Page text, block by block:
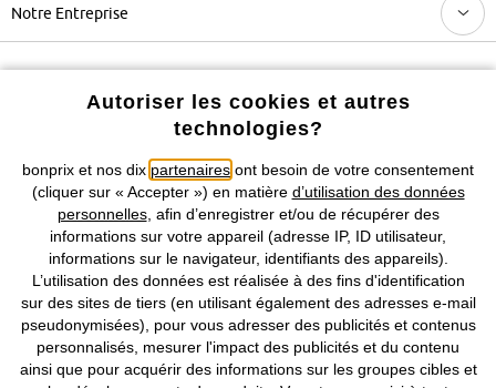
Notre Entreprise
Prix indiqués TVA comprise avec en susfrais de port & de service
CGV Données personnelles Paramètres des cookies
Mentions légales Résilier le contrat
©2026 bonprix.Tous droits réservés.
Autoriser les cookies et autres
technologies?
bonprix et nos dix partenaires ont besoin de votre consentement
(cliquer sur « Accepter ») en matière d’utilisation des données
personnelles, afin d’enregistrer et/ou de récupérer des
informations sur votre appareil (adresse IP, ID utilisateur,
informations sur le navigateur, identifiants des appareils).
L’utilisation des données est réalisée à des fins d'identification
sur des sites de tiers (en utilisant également des adresses e-mail
pseudonymisées), pour vous adresser des publicités et contenus
personnalisés, mesurer l'impact des publicités et du contenu
ainsi que pour acquérir des informations sur les groupes cibles et